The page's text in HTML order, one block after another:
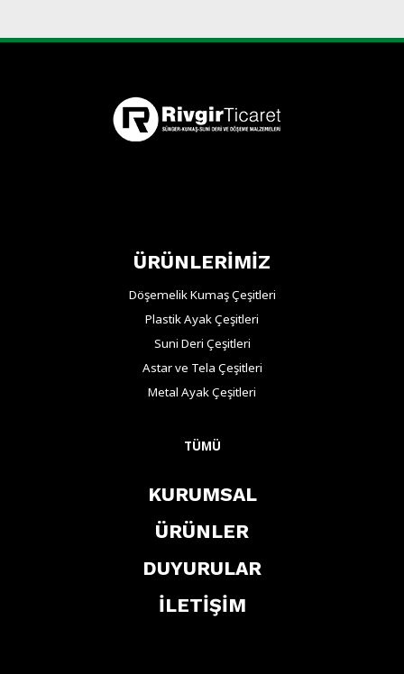
ÜRÜNLERİMİZ
Döşemelik Kumaş Çeşitleri
Plastik Ayak Çeşitleri
Suni Deri Çeşitleri
Astar ve Tela Çeşitleri
Metal Ayak Çeşitleri
TÜMÜ
KURUMSAL
ÜRÜNLER
DUYURULAR
İLETİŞİM